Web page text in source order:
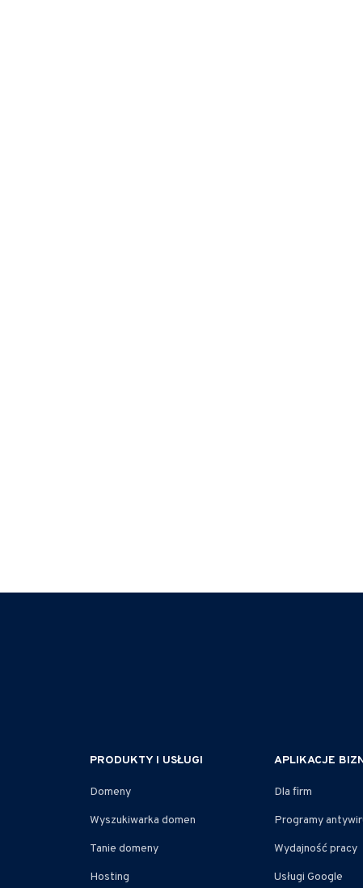
PRODUKTY I USŁUGI
Domeny
Wyszukiwarka domen
Tanie domeny
Hosting
APLIKACJE
Dla firm
Programy
Wydajność pracy
Usługi Google